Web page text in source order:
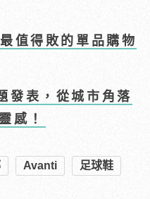
值得敗的單品購物
表，從城市角落
感！
Avanti 足球鞋